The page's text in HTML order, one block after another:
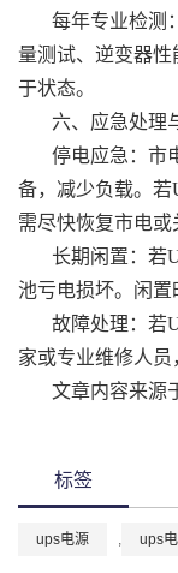
每年专业检测
量测试、逆变器
于状态。
六、应急处理
停电应急：市
备，减少负载。若
需尽快恢复市电或
长期闲置：若
池亏电损坏。闲置
故障处理：若
家或专业维修人员
文章内容来源
标签
ups电源 , ups